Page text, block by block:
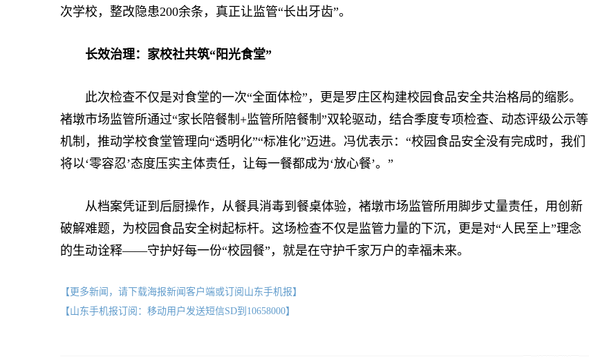
次学校，整改隐患200余条，真正让监管“长出牙齿”。
长效治理：家校社共筑“阳光食堂”
此次检查不仅是对食堂的一次“全面体检”，更是罗庄区构建校园食品安全共治格局的缩影。
褚墩市场监管所通过“家长陪餐制+监管所陪餐制”双轮驱动，结合季度专项检查、动态评级公示等
机制，推动学校食堂管理向“透明化”“标准化”迈进。冯优表示：“校园食品安全没有完成时，我们
将以‘零容忍’态度压实主体责任，让每一餐都成为‘放心餐’。”
从档案凭证到后厨操作，从餐具消毒到餐桌体验，褚墩市场监管所用脚步丈量责任，用创新
破解难题，为校园食品安全树起标杆。这场检查不仅是监管力量的下沉，更是对“人民至上”理念
的生动诠释——守护好每一份“校园餐”，就是在守护千家万户的幸福未来。
【更多新闻，请下载海报新闻客户端或订阅山东手机报】
【山东手机报订阅：移动用户发送短信SD到10658000】